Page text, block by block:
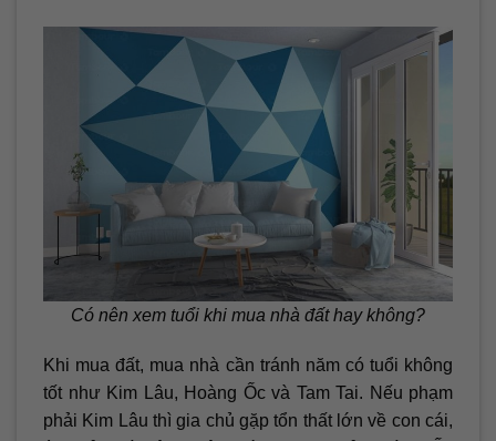
Có nên xem tuổi khi mua nhà đất hay không?
Khi mua đất, mua nhà cần tránh năm có tuổi không
tốt như Kim Lâu, Hoàng Ốc và Tam Tai. Nếu phạm
phải Kim Lâu thì gia chủ gặp tổn thất lớn về con cái,